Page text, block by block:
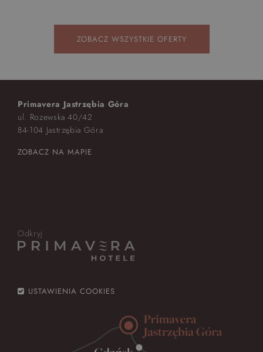
ZOBACZ WSZYSTKIE OFERTY
Primavera Jastrzębia Góra
ul. Rozewska 40/42
84-104 Jastrzębia Góra
ZOBACZ NA MAPIE
Odkryj
USTAWIENIA COOKIES